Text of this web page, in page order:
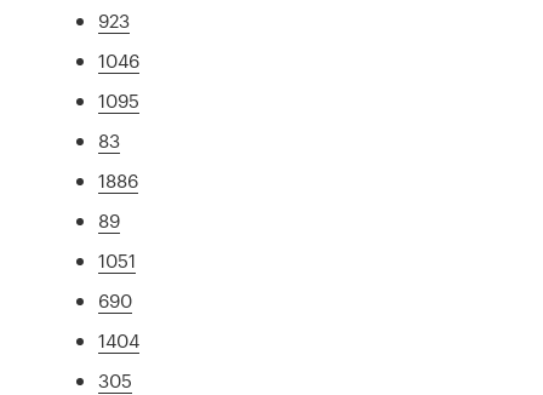
923
1046
1095
83
1886
89
1051
690
1404
305